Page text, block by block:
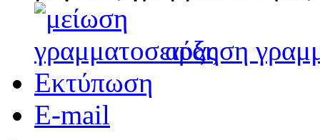
αύξηση
Εκτύπωση
E-mail